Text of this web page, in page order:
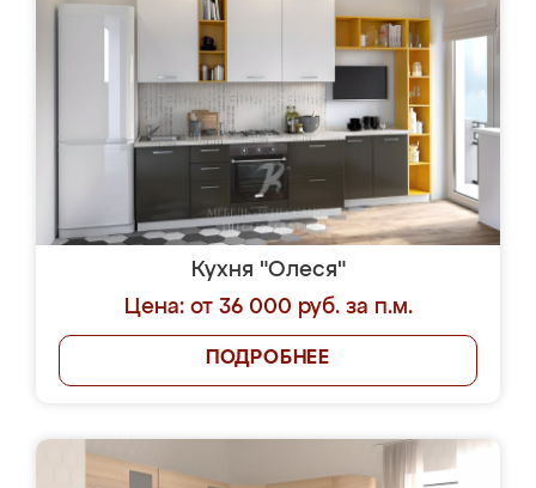
Кухня "Олеся"
Цена: от 36 000 руб. за п.м.
ПОДРОБНЕЕ